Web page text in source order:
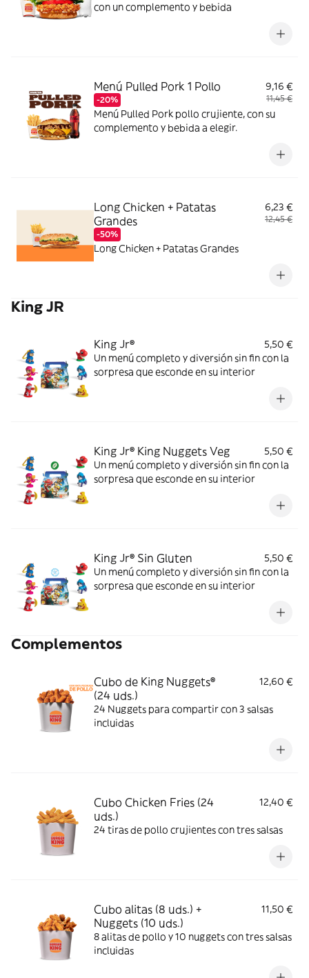
con un complemento y bebida
Menú Pulled Pork 1 Pollo
-20%
9,16 €
11,45 €
Menú Pulled Pork pollo crujiente, con su
complemento y bebida a elegir.
Long Chicken + Patatas
Grandes
-50%
6,23 €
12,45 €
Long Chicken + Patatas Grandes
King JR
King Jr®
5,50 €
Un menú completo y diversión sin fin con la
sorpresa que esconde en su interior
King Jr® King Nuggets Veg
5,50 €
Un menú completo y diversión sin fin con la
sorpresa que esconde en su interior
King Jr® Sin Gluten
5,50 €
Un menú completo y diversión sin fin con la
sorpresa que esconde en su interior
Complementos
Cubo de King Nuggets®
(24 uds.)
12,60 €
24 Nuggets para compartir con 3 salsas
incluidas
Cubo Chicken Fries (24
uds.)
12,40 €
24 tiras de pollo crujientes con tres salsas
Cubo alitas (8 uds.) +
Nuggets (10 uds.)
11,50 €
8 alitas de pollo y 10 nuggets con tres salsas
incluidas